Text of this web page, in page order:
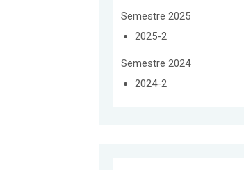
Semestre 2025
2025-2
Semestre 2024
2024-2